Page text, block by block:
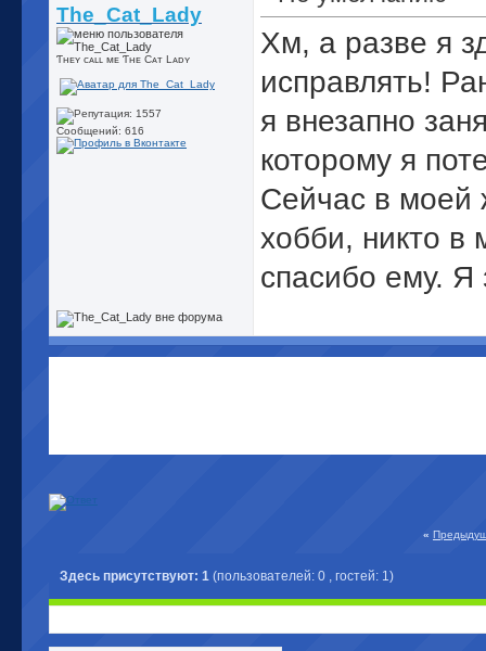
The_Cat_Lady
Ƭʜᴇʏ cᴀʟʟ ᴍᴇ Ƭʜᴇ Cᴀᴛ Lᴀᴅʏ
Сообщений: 616
Хм, а разве я
исправлять!
я внезапно
которому я
Сейчас в моей
хобби, никто в
спасибо ему. Я
«
Здесь присутствуют: 1 (пользователей: 0 , гостей: 1)